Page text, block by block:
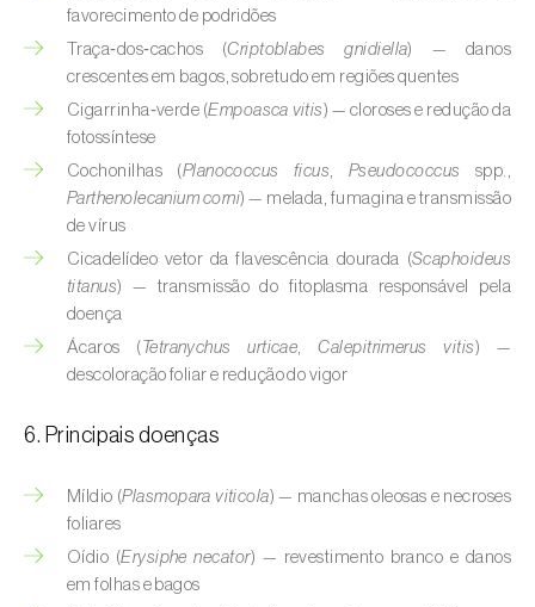
Buxo (Buxus sempervirens L.
Cacaueiro (Theobroma cacao)
Cafeeiro (Coffea spp.)
Cajueiro (Anacardium occidentale)
Cana-de-açúcar (
Cânhamo / Canábis ( Cannabis sativa)
Carambola (
Carpino-europeu (Carpinus betulus
Carvalhos (Quercus spp. e Fagus spp.
Castanheiro (Castanea sativa)
Cedro ( Cedrus spp.
favorecimento de podridões
Traça‑dos‑cachos (Criptoblabes gnidiella) — danos
crescentes em bagos, sobretudo em regiões quentes
Cigarrinha‑verde (Empoasca vitis ) — cloroses e redução da
fotossíntese
Cochonilhas (Planococcus ficus,Pseudococcus spp.,
Parthenolecanium corni) — melada, fumagina e transmissão
de vírus
Cicadelídeo vetor da flavescência dourada (Scaphoideus
titanus) — transmissão do fitoplasma responsável pela
doença
Ácaros ( Tetranychus urticae,Calepitrimerus vitis ) —
descoloração foliar e redução do vigor
6. Principais doenças
Míldio (Plasmopara viticola) — manchas oleosas e necroses
foliares
Oídio (Erysiphe necator) — revestimento branco e danos
em folhas e bagos